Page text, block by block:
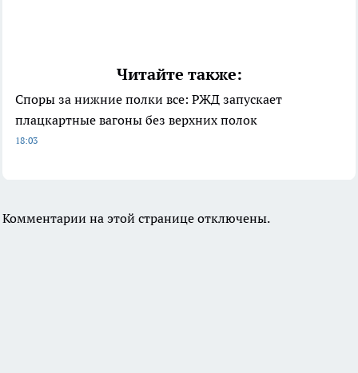
Читайте также:
Споры за нижние полки все: РЖД запускает
плацкартные вагоны без верхних полок
18:03
Комментарии на этой странице отключены.